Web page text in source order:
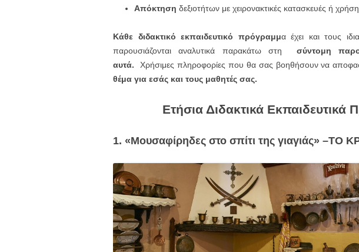
Απόκτηση δεξιοτήτων με χειρονακτικές κατασκευές ή
Κάθε διδακτικό εκπαιδευτικό πρόγραμμα έχει και τους
παρουσιάζονται αναλυτικά παρακάτω στη σύντομη
αυτά.
Χρήσιμες πληροφορίες που θα σας βοηθήσουν να
θέμα για εσάς και τους μαθητές σας.
Ετήσια Διδακτικά Εκπαιδευτικά
1. «Μουσαφίρηδες στο σπίτι της γιαγιάς» –ΤΟ